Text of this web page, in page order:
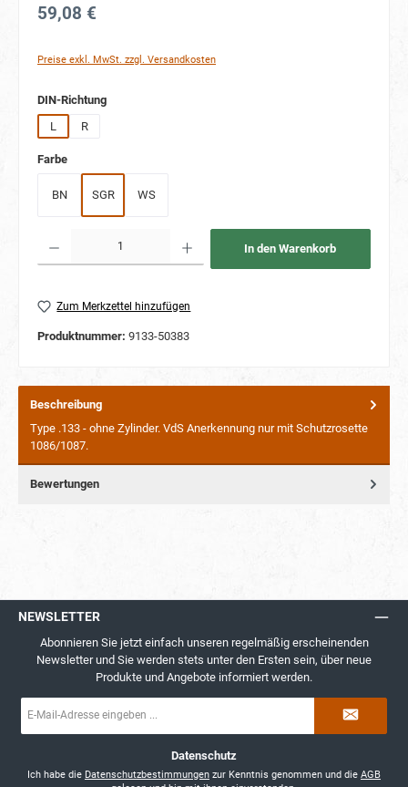
59,08 €
Preise exkl. MwSt. zzgl. Versandkosten
DIN-Richtungauswählen
L
R
Farbeauswählen
BN SGR WS
In den Warenkorb
Zum Merkzettel hinzufügen
Produktnummer: 9133-50383
Beschreibung
Type .133 - ohne Zylinder. VdS Anerkennung nur mit Schutzrosette
1086/1087.
Bewertungen
NEWSLETTER
Abonnieren Sie jetzt einfach unseren regelmäßig erscheinenden
Newsletter und Sie werden stets unter den Ersten sein, über neue
Produkte und Angebote informiert werden.
Mail-
Datenschutz
Ich habe die Datenschutzbestimmungen zur Kenntnis genommen und die AGB